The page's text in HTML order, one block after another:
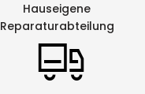
Hauseigene
Reparaturabteilung